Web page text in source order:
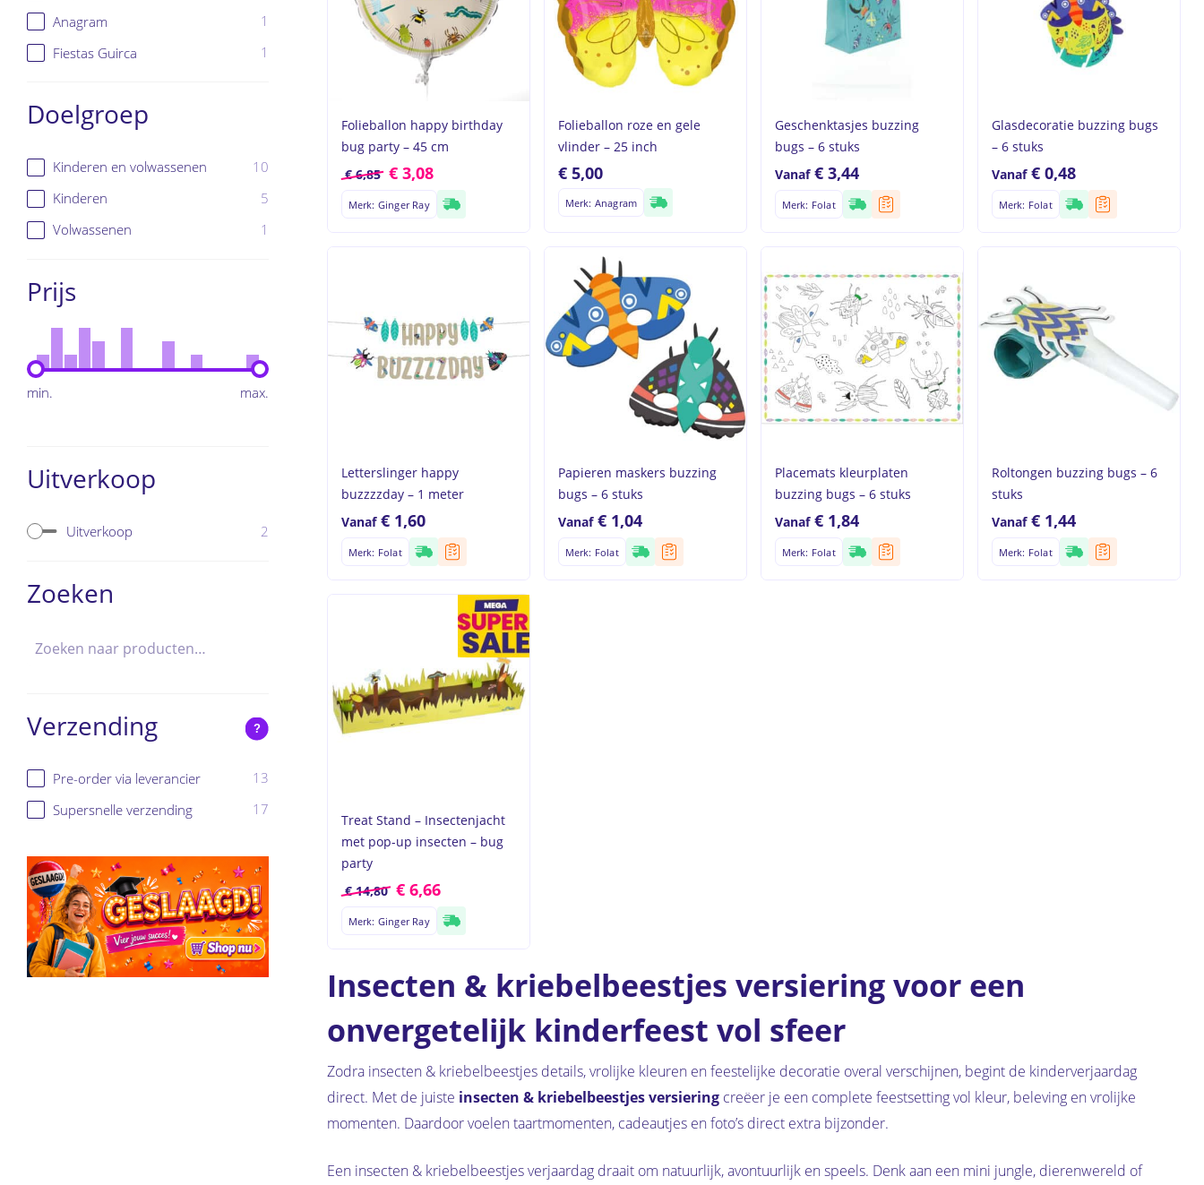
Anagram
1
Fiestas Guirca
1
Doelgroep
Kinderen en volwassenen
10
Kinderen
5
Volwassenen
1
Prijs
min. max.
Uitverkoop
Uitverkoop 2
Zoeken
Verzending ?
Pre-order via leverancier
13
Supersnelle verzending
17
Folieballon happy birthday
bug party – 45 cm
€6,85 € 3,08
Merk: Ginger Ray
Folieballon roze en gele
vlinder – 25 inch
€5,00
Merk: Anagram
Geschenktasjes buzzing
bugs – 6 stuks
Vanaf€ 3,44
Merk: Folat
Glasdecoratie buzzing bugs
– 6 stuks
Vanaf€ 0,48
Merk: Folat
Letterslinger happy
buzzzzday – 1 meter
Vanaf€ 1,60
Merk: Folat
Papieren maskers buzzing
bugs – 6 stuks
Vanaf€ 1,04
Merk: Folat
Placemats kleurplaten
buzzing bugs – 6 stuks
Vanaf€ 1,84
Merk: Folat
Roltongen buzzing bugs – 6
stuks
Vanaf€ 1,44
Merk: Folat
Treat Stand – Insectenjacht
met pop-up insecten – bug
party
€14,80 € 6,66
Merk: Ginger Ray
Insecten & kriebelbeestjes versiering voor een
onvergetelijk kinderfeest vol sfeer
Zodra insecten & kriebelbeestjes details, vrolijke kleuren en feestelijke decoratie overal verschijnen, begint de kinderverjaardag
direct. Met de juiste insecten & kriebelbeestjes versieringcreëer je een complete feestsetting vol kleur, beleving en vrolijke
momenten. Daardoor voelen taartmomenten, cadeautjes en foto’s direct extra bijzonder.
Een insecten & kriebelbeestjes verjaardag draait om natuurlijk, avontuurlijk en speels. Denk aan een mini jungle, dierenwereld of